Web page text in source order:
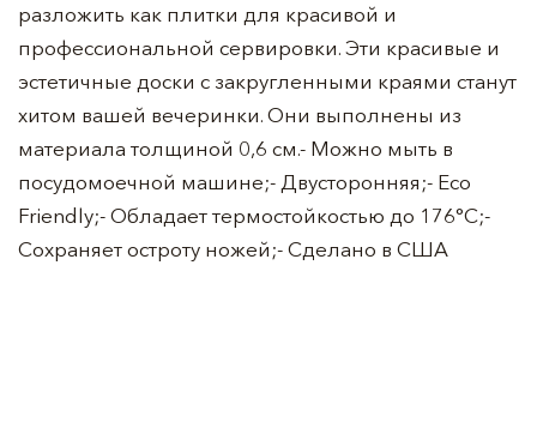
разложить как плитки для красивой и
профессиональной сервировки. Эти красивые и
эстетичные доски с закругленными краями станут
хитом вашей вечеринки. Они выполнены из
материала толщиной 0,6 см.- Можно мыть в
посудомоечной машине;- Двусторонняя;- Eco
Friendly;- Обладает термостойкостью до 176°C;-
Сохраняет остроту ножей;- Сделано в США